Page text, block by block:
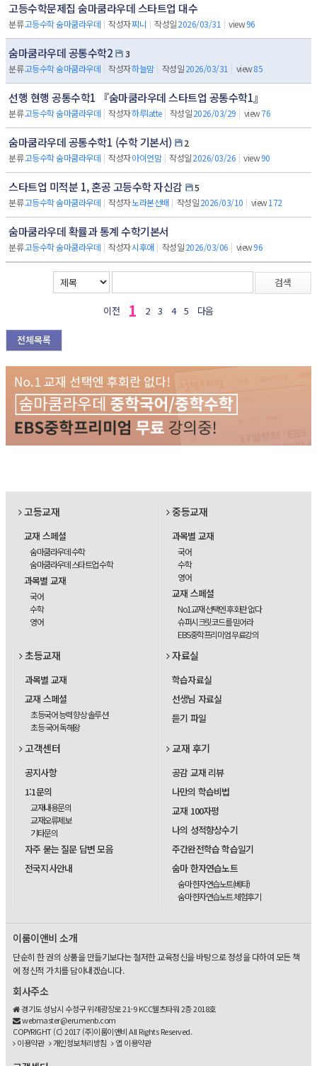
고등수학문제집 숨마쿰라우데 스타트업 대수
분류고등수학 숨마쿰라우데 | 작성자찌니 | 작성일2026/03/31 | view96
숨마쿰라우데 공통수학2
3
분류고등수학 숨마쿰라우데 | 작성자하늘맘 | 작성일2026/03/31 | view85
선행 현행 공통수학1 『숨마쿰라우데 스타트업 공통수학1』
분류고등수학 숨마쿰라우데 | 작성자하루latte | 작성일2026/03/29 | view76
숨마쿰라우데 공통수학1 (수학 기본서)
2
분류고등수학 숨마쿰라우데 | 작성자아이언맘 | 작성일2026/03/26 | view90
스타트업 미적분 1, 혼공 고등수학 자신감
5
분류고등수학 숨마쿰라우데 | 작성자노라본선배 | 작성일2026/03/10 | view172
숨마쿰라우데 확률과 통계 수학기본서
분류고등수학 숨마쿰라우데 | 작성자시후애 | 작성일2026/03/06 | view96
검색
이전 1 2 3 4 5 다음
전체목록
고등교재
교재 스페셜
숨마쿰라우데 수학
숨마쿰라우데 스타트업 수학
과목별 교재
국어
수학
영어
중등교재
과목별 교재
국어
수학
영어
교재 스페셜
No1교재 선택엔 후회란 없다
슈퍼시크릿코드를 믿어라
EBS중학프리미엄 무료강의
초등교재
과목별 교재
교재 스페셜
초등국어 능력 향상 솔루션
초등 국어 독해왕
자료실
학습자료실
선생님 자료실
듣기 파일
고객센터
공지사항
1:1문의
교재내용문의
교재오류제보
기타문의
자주 묻는 질문 답변 모음
전국지사안내
교재 후기
공감 교재 리뷰
나만의 학습비법
교재 100자평
나의 성적향상수기
주간완전학습 학습일기
숨마 한자연습노트
숨마 한자연습노트(베타)
숨마 한자연습노트 체험후기
이룸이앤비 소개
단순히 한 권의 상품을 만들기보다는 철저한 교육정신을 바탕으로 정성을 다하여 모든 책
에 정신적 가치를 담아내겠습니다.
회사주소
경기도 성남시 수정구 위례광장로 21-9 KCC웰츠타워 2층 2018호
webmaster@erumenb.com
COPYRIGHT (C) 2017 (주)이룸이앤비 All Rights Reserved.
이용약관
개인정보처리방침 앱 이용약관